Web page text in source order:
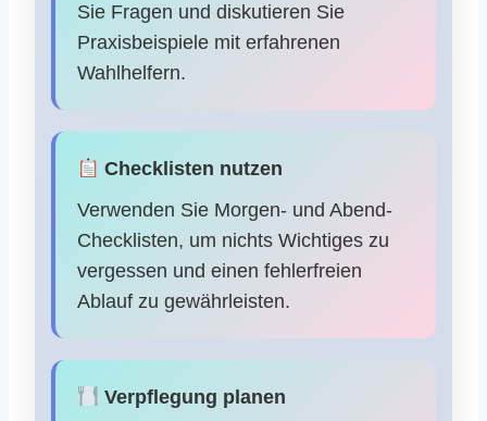
Sie Fragen und diskutieren Sie
Praxisbeispiele mit erfahrenen
Wahlhelfern.
Checklisten nutzen
Verwenden Sie Morgen- und Abend-
Checklisten, um nichts Wichtiges zu
vergessen und einen fehlerfreien
Ablauf zu gewährleisten.
Verpflegung planen